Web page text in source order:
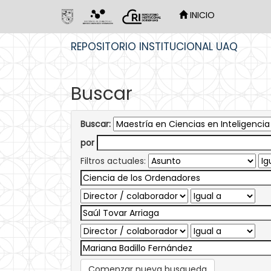
INICIO
REPOSITORIO INSTITUCIONAL UAQ
Buscar
Buscar:
por
Filtros actuales: